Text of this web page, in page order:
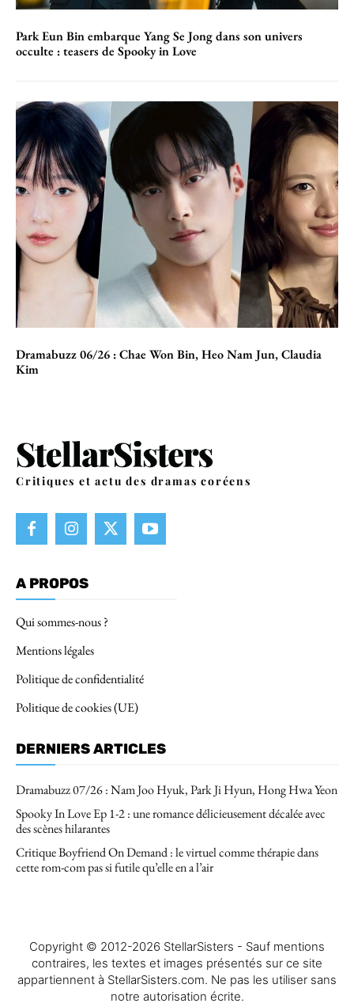
Park Eun Bin embarque Yang Se Jong dans son univers
occulte : teasers de Spooky in Love
Dramabuzz 06/26 : Chae Won Bin, Heo Nam Jun, Claudia
Kim
Critiques et actu des dramas coréens
A PROPOS
Qui sommes-nous ?
Mentions légales
Politique de confidentialité
Politique de cookies (UE)
DERNIERS ARTICLES
Dramabuzz 07/26 : Nam Joo Hyuk, Park Ji Hyun, Hong Hwa Yeon
Spooky In Love Ep 1-2 : une romance délicieusement décalée avec
des scènes hilarantes
Critique Boyfriend On Demand : le virtuel comme thérapie dans
cette rom-com pas si futile qu’elle en a l’air
Copyright © 2012-2026 StellarSisters - Sauf mentions
contraires, les textes et images présentés sur ce site
appartiennent à StellarSisters.com. Ne pas les utiliser sans
notre autorisation écrite.